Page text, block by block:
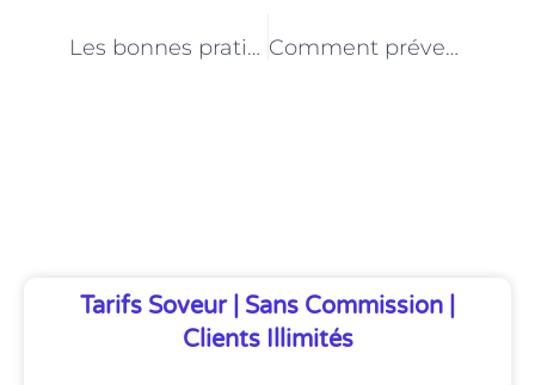
Les bonnes pratiques en matière d’hygiène et de sécurité dans le métier d’assistant(e) de vie aux familles Comment prévenir et gérer l’épuisement professionnel en tant qu’assistant(e) de vie aux familles
Tarifs Soveur | Sans Commission |
Clients Illimités